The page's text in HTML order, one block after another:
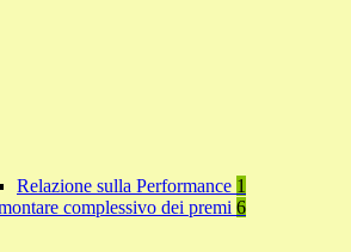
Relazione sulla Performance 1
complessivo dei premi 6